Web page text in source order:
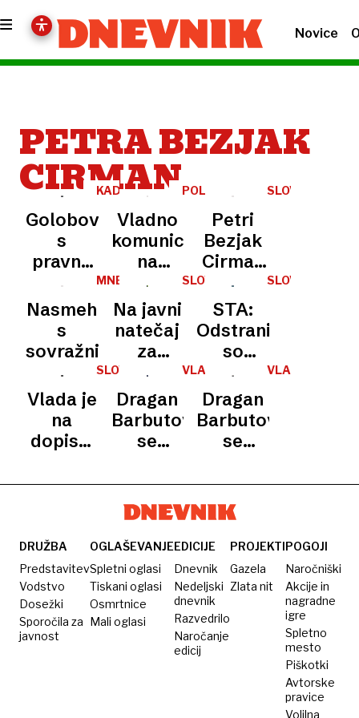
Novice
PETRA BEZJAK
CIRMAN
KADROVANJE
Golobovi
s
pravno
telovadbo
poskrbeli
za
svoje,
jih je
dobilo
več kot
50
POLITIKA
UKOM
Vladno
komuniciranje
na
udaru
kritik
SLOVENIJA
Petri
Bezjak
Cirman
polni
mandat
na čelu
Ukoma
MNENJA
Nasmeh
s
sovražnikom?
SLOVENIJA
Na javni
natečaj
za
direktorja
Ukoma
prispele
štiri
SLOVENIJA
STA:
Odstranili
so
opozorilni
napis, a
posledice
še
SLOVENIJA
Vlada je
na
dopisni
potrdila
Cirman
za v. d.
direktorice
Ukoma
VLADA
KADROVANJE
Dragan
Barbutovski
se
po le
dveh
mesecih
VLADA
Dragan
Barbutovski
se
po le
dveh
mesecih
DRUŽBA
Predstavitev
Vodstvo
Dosežki
Sporočila za
javnost
OGLAŠEVANJE
Spletni oglasi
Tiskani oglasi
Osmrtnice
Mali oglasi
EDICIJE
Dnevnik
Nedeljski
dnevnik
Razvedrilo
Naročanje
edicij
PROJEKTI
Gazela
Zlata nit
POGOJI
Naročniški
Akcije in
nagradne
igre
Spletno
mesto
Piškotki
Avtorske
pravice
Volilna